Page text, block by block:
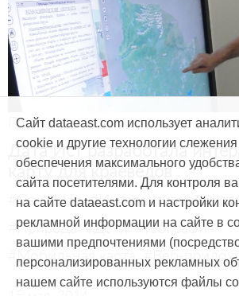
Продукты и услуги
Дата Ист разработала
карту для краеведов
#CarryMap #Интерактивная
#Природа #Дети #География
#Мобильная карта #Веб-
Сайт dataeast.com использует
cookie и другие технологии
обеспечения максимального
сайта посетителями. Для контроля
на сайте dataeast.com и настройки
рекламной информации на сайте в
вашими предпочтениями
персонализированных рекламных
нашем сайте используются файлы